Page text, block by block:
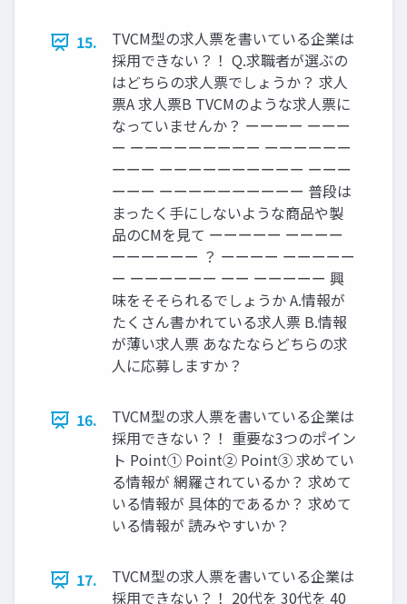
15.
TVCM型の求人票を書いている企業は
採用できない？！ Q.求職者が選ぶの
はどちらの求人票でしょうか？ 求人
票A 求人票B TVCMのような求人票に
なっていませんか？ ーーーー ーーー
ー ーーーーーーーーー ーーーーーー
ーーー ーーーーーーーーーー ーーー
ーーー ーーーーーーーーーー 普段は
まったく手にしないような商品や製
品のCMを見て ーーーーー ーーーー
ーーーーーー ？ ーーーー ーーーーー
ー ーーーーーー ーー ーーーーー 興
味をそそられるでしょうか A.情報が
たくさん書かれている求人票 B.情報
が薄い求人票 あなたならどちらの求
人に応募しますか？
16.
TVCM型の求人票を書いている企業は
採用できない？！ 重要な3つのポイン
ト Point① Point② Point③ 求めてい
る情報が 網羅されているか？ 求めて
いる情報が 具体的であるか？ 求めて
いる情報が 読みやすいか？
17.
TVCM型の求人票を書いている企業は
採用できない？！ 20代を 30代を 40